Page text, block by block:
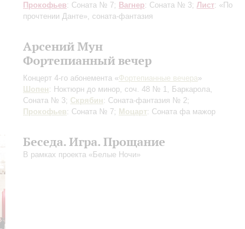
Прокофьев: Соната № 7; Вагнер: Соната № 3; Лист: «По
прочтении Данте», соната-фантазия
Арсений Мун
Фортепианный вечер
Концерт 4-го абонемента «Фортепианные вечера»
Шопен: Ноктюрн до минор, соч. 48 № 1, Баркарола,
Соната № 3; Скрябин: Соната-фантазия № 2;
Прокофьев: Соната № 7; Моцарт: Соната фа мажор
Беседа. Игра. Прощание
В рамках проекта «Белые Ночи»